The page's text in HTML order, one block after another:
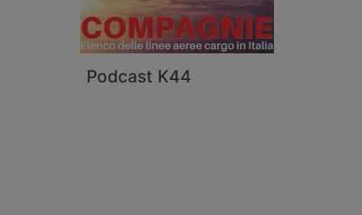
Podcast K44